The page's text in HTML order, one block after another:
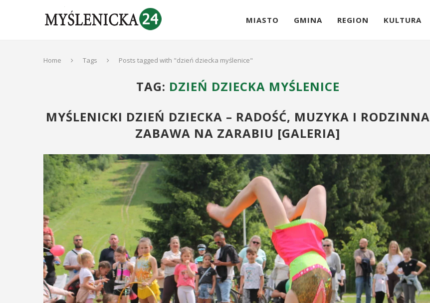
MIASTO GMINA REGION KULTURA
Home Tags Posts tagged with "dzień dziecka myślenice"
TAG: DZIEŃ DZIECKA MYŚLENICE
MYŚLENICKI DZIEŃ DZIECKA – RADOŚĆ, MUZYKA I RODZINNA
ZABAWA NA ZARABIU [GALERIA]